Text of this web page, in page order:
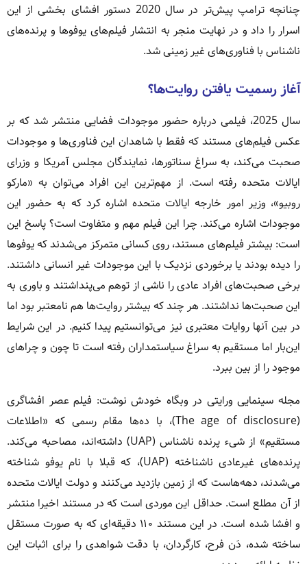
چنانچه ترامپ پیش‌تر در سال 2020 دستور افشای بخشی از این
اسرار را داد و در نهایت منجر به انتشار فیلم‌های یوفوها و پرنده‌های
ناشناس با فناوری‌های غیر زمینی شد.
آغاز رسمیت یافتن روایت‌ها؟
سال 2025، فیلمی درباره حضور موجودات فضایی منتشر شد که بر
عکس فیلم‌های مستند که فقط با شاهدان این فناوری‌ها و موجودات
صحبت می‌کند، به سراغ سناتورها، نمایندگان مجلس آمریکا و وزرای
ایالات متحده رفته است. از مهم‌ترین این افراد می‌توان به «مارکو
روبیو»، وزیر امور خارجه ایالات متحده اشاره کرد که به حضور این
موجودات اشاره می‌کند. چرا این فیلم مهم و متفاوت است؟ پاسخ این
است: بیشتر فیلم‌های مستند، روی کسانی متمرکز می‌شدند که یوفوها
را دیده بودند یا برخوردی نزدیک با این موجودات غیر انسانی داشتند.
برخی صحبت‌های افراد عادی را ناشی از توهم می‌پنداشتند و باوری به
این صحبت‌ها نداشتند. هر چند که بیشتر روایت‌ها هم نامعتبر بود اما
در بین آنها روایات معتبری نیز می‌توانستیم پیدا کنیم. در این شرایط
این‌بار اما مستقیم به سراغ سیاستمداران رفته است تا چون و چراهای
موجود را از بین ببرد.
مجله سینمایی ورایتی در وبگاه خودش نوشت: فیلم عصر افشاگری
(The age of disclosure)، با ده‌ها مقام رسمی که «اطلاعات
مستقیم» از شیء پرنده ناشناس (UAP) داشته‌اند، مصاحبه می‌کند.
پرنده‌های غیرعادی ناشناخته (UAP)، که قبلا با نام یوفو شناخته
می‌شدند، دهه‌هاست که از زمین بازدید می‌کنند و دولت ایالات متحده
از آن مطلع است. حداقل این موردی است که در مستند اخیرا منتشر
و افشا شده است. در این مستند ۱۱۰ دقیقه‌ای که به صورت مستقل
ساخته شده، دَن فرح، کارگردان، با دقت شواهدی را برای اثبات این